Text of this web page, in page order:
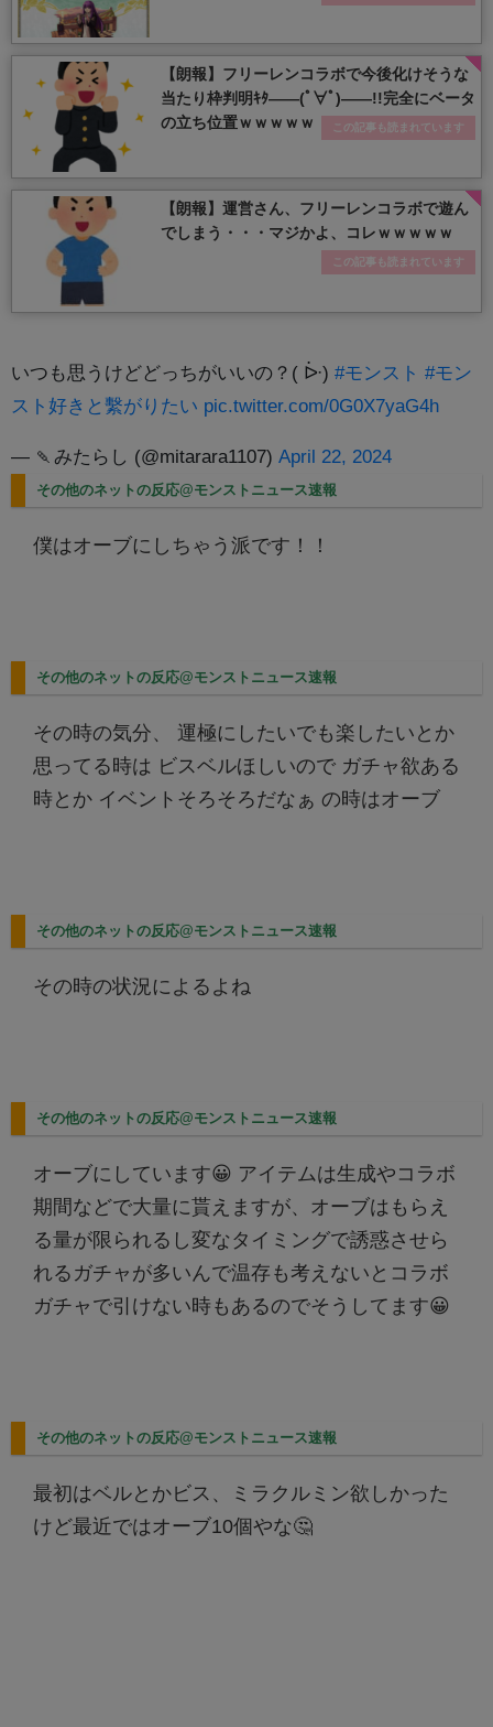
【朗報】フリーレンコラボで今後化けそうな
当たり枠判明ｷﾀ――(ﾟ∀ﾟ)――!!完全にベータ
の立ち位置ｗｗｗｗｗ
この記事も読まれています
【朗報】運営さん、フリーレンコラボで遊ん
でしまう・・・マジかよ、コレｗｗｗｗｗ
この記事も読まれています
いつも思うけどどっちがいいの？( ᐕ) #モンスト #モン
スト好きと繫がりたい pic.twitter.com/0G0X7yaG4h
— 🍡みたらし (@mitarara1107) April 22, 2024
その他のネットの反応@モンストニュース速報
僕はオーブにしちゃう派です！！
その他のネットの反応@モンストニュース速報
その時の気分、 運極にしたいでも楽したいとか
思ってる時は ビスベルほしいので ガチャ欲ある
時とか イベントそろそろだなぁ の時はオーブ
その他のネットの反応@モンストニュース速報
その時の状況によるよね
その他のネットの反応@モンストニュース速報
オーブにしています😀 アイテムは生成やコラボ
期間などで大量に貰えますが、オーブはもらえ
る量が限られるし変なタイミングで誘惑させら
れるガチャが多いんで温存も考えないとコラボ
ガチャで引けない時もあるのでそうしてます😀
その他のネットの反応@モンストニュース速報
最初はベルとかビス、ミラクルミン欲しかった
けど最近ではオーブ10個やな🤔